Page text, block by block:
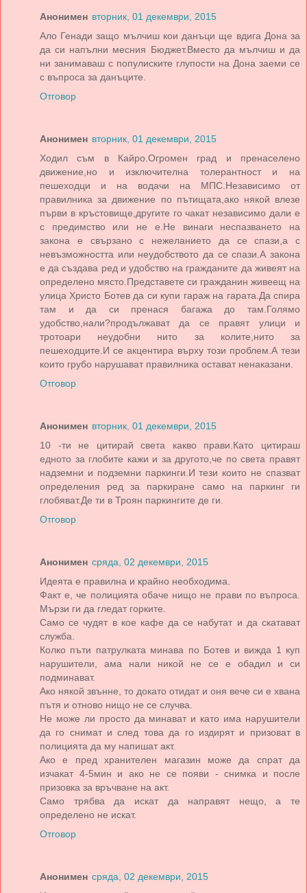
Анонимен вторник, 01 декември, 2015
Ало Генади защо мълчиш кои данъци ще вдига Дона за
да си напълни месния Бюджет.Вместо да мълчиш и да
ни занимаваш с популиските глупости на Дона заеми се
с въпроса за данъците.
Отговор
Анонимен вторник, 01 декември, 2015
Ходил съм в Кайро.Огромен град и пренаселено
движение,но и изключителна толерантност и на
пешеходци и на водачи на МПС.Независимо от
правилника за движение по пътищата,ако някой влезе
първи в кръстовище,другите го чакат независимо дали е
с предимство или не е.Не винаги неспазването на
закона е свързано с нежеланието да се спази,а с
невъзможността или неудобството да се спази.А закона
е да създава ред и удобство на гражданите да живеят на
определено място.Представете си гражданин живеещ на
улица Христо Ботев да си купи гараж на гарата.Да спира
там и да си пренася багажа до там.Голямо
удобство,нали?продължават да се правят улици и
тротоари неудобни нито за колите,нито за
пешеходците.И се акцентира върху този проблем.А тези
които грубо нарушават правилника остават ненаказани.
Отговор
Анонимен вторник, 01 декември, 2015
10 -ти не цитирай света какво прави.Като цитираш
едното за глобите кажи и за другото,че по света правят
надземни и подземни паркинги.И тези които не спазват
определения ред за паркиране само на паркинг ги
глобяват.Де ти в Троян паркингите де ги.
Отговор
Анонимен сряда, 02 декември, 2015
Идеята е правилна и крайно необходима.
Факт е, че полицията обаче нищо не прави по въпроса.
Мързи ги да гледат горките.
Само се чудят в кое кафе да се набутат и да скатават
служба.
Колко пъти патрулката минава по Ботев и вижда 1 куп
нарушители, ама нали никой не се е обадил и си
подминават.
Ако някой звънне, то докато отидат и оня вече си е хвана
пътя и отново нищо не се случва.
Не може ли просто да минават и като има нарушители
да го снимат и след това да го издирят и призоват в
полицията да му напишат акт.
Ако е пред хранителен магазин може да спрат да
изчакат 4-5мин и ако не се появи - снимка и после
призовка за връчване на акт.
Само трябва да искат да направят нещо, а те
определено не искат.
Отговор
Анонимен сряда, 02 декември, 2015